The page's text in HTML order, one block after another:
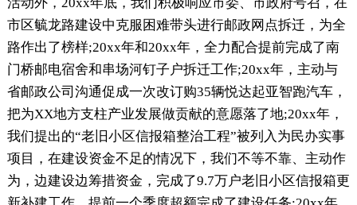
市区毓龙路建设中克服困难带头进行邮政网点拆迁，为全
路作出了榜样;20xx年和20xx年，全力配合提前完成了南
门桥邮电宿舍和串场河钉子户拆迁工作;20xx年，主动与
省邮政公司沟通促成一次改订购35辆悦达起亚智跑汽车，
把为XX地方支柱产业发展做贡献的意愿落了地;20xx年，
我们提出的“老旧小区信报箱整治工程”被列入为民办实事
项目，在建设资金不足的情况下，我们不等不靠、主动作
为，边建设边筹措资金，完成了9.7万户老旧小区信报箱更